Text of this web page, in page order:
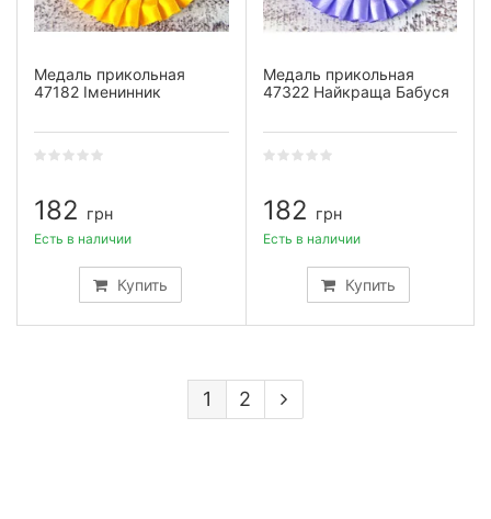
Медаль прикольная
47182 Іменинник
182 грн
Купить
Есть в наличии
Медаль прикольная
47322 Найкраща Бабуся
182 грн
Купить
Есть в наличии
1 2